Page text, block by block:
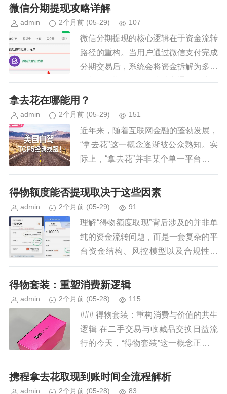
次消费行为的延伸，而非余额的透支。
微信分期提现攻略详解
admin 2个月前 (05-29) 107
微信分期提现的核心逻辑在于资金流转
路径的重构。当用户通过微信支付完成
分期交易后，系统会将资金拆解为多期
账单，每期资金需经由特定通道回流至
用户账户。这一过程依赖于微信支付与
拿去花在哪能用？
admin 2个月前 (05-29) 151
近年来，随着互联网金融的蓬勃发展，
“拿去花”这一概念逐渐被公众熟知。实
际上，“拿去花”并非某个单一平台的独
特产品名称，而是指一种基于消费场景
的分期付款服务模式。这类金融服务广
得物额度能否提现取决于这些因素
admin 2个月前 (05-29) 91
理解“得物额度取现”背后涉及的并非单
纯的资金流转问题，而是一套复杂的平
台资金结构、风控模型以及合规性约
束。从资深内容专家的角度审视，这个
问题没有一个简单的“能”或“不能”的答
得物套装：重塑消费新逻辑
admin 2个月前 (05-28) 115
### 得物套装：重构消费与价值的共生
逻辑 在二手交易与收藏品交换日益流
行的今天，“得物套装”这一概念正在悄
然重塑消费行为的底层逻辑。它不仅仅
是一次物品的流转，更是一场关于价值
携程拿去花取现到账时间全流程解析
admin 2个月前 (05-28) 83